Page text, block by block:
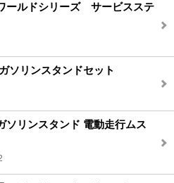
ールドシリーズ サービスステ
ソリンスタンドセット
リンスタンド 電動走行ムス